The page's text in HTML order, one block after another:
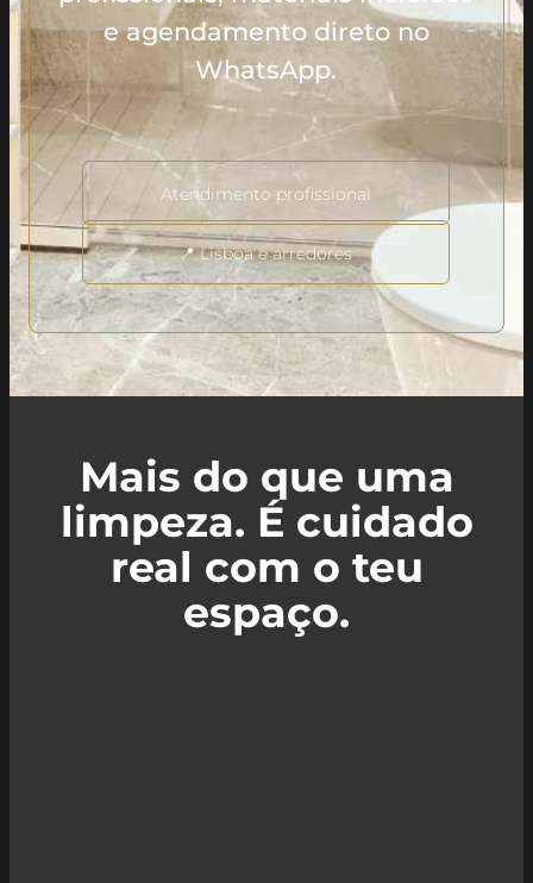
e agendamento direto no
WhatsApp.
Atendimento profissional
📍 Lisboa e arredores
Mais do que uma
limpeza. É cuidado
real com o teu
espaço.